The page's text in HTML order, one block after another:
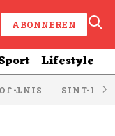
ABONNEREN
Lifestyle
JOZEF SINT-